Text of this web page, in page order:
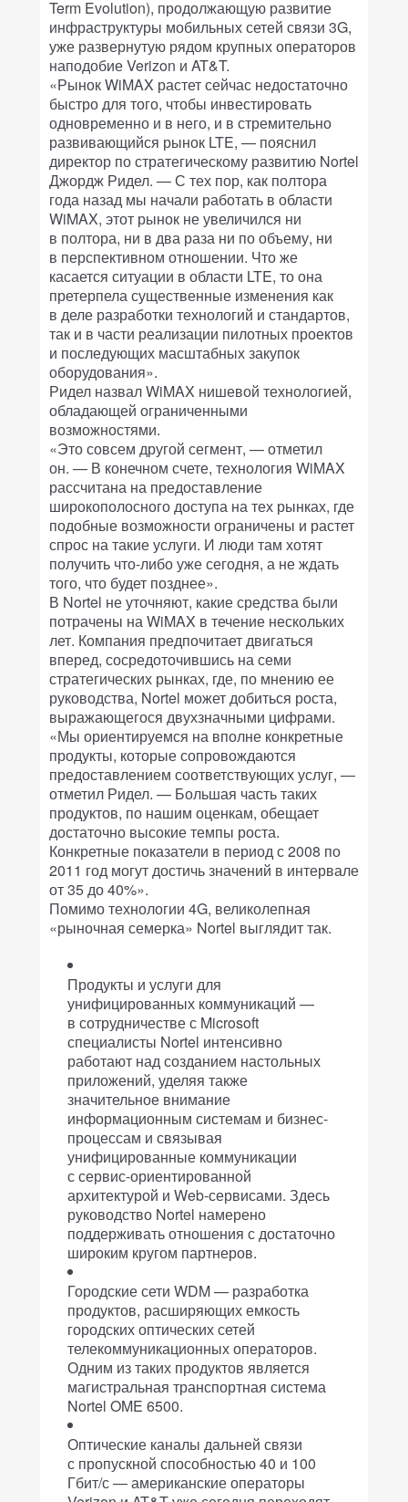
Term Evolution), продолжающую развитие
инфраструктуры мобильных сетей связи 3G,
уже развернутую рядом крупных операторов
наподобие Verizon и AT&T.
«Рынок WiMAX растет сейчас недостаточно
быстро для того, чтобы инвестировать
одновременно и в него, и в стремительно
развивающийся рынок LTE, — пояснил
директор по стратегическому развитию Nortel
Джордж Ридел. — С тех пор, как полтора
года назад мы начали работать в области
WiMAX, этот рынок не увеличился ни
в полтора, ни в два раза ни по объему, ни
в перспективном отношении. Что же
касается ситуации в области LTE, то она
претерпела существенные изменения как
в деле разработки технологий и стандартов,
так и в части реализации пилотных проектов
и последующих масштабных закупок
оборудования».
Ридел назвал WiMAX нишевой технологией,
обладающей ограниченными
возможностями.
«Это совсем другой сегмент, — отметил
он. — В конечном счете, технология WiMAX
рассчитана на предоставление
широкополосного доступа на тех рынках, где
подобные возможности ограничены и растет
спрос на такие услуги. И люди там хотят
получить что-либо уже сегодня, а не ждать
того, что будет позднее».
В Nortel не уточняют, какие средства были
потрачены на WiMAX в течение нескольких
лет. Компания предпочитает двигаться
вперед, сосредоточившись на семи
стратегических рынках, где, по мнению ее
руководства, Nortel может добиться роста,
выражающегося двухзначными цифрами.
«Мы ориентируемся на вполне конкретные
продукты, которые сопровождаются
предоставлением соответствующих услуг, —
отметил Ридел. — Большая часть таких
продуктов, по нашим оценкам, обещает
достаточно высокие темпы роста.
Конкретные показатели в период с 2008 по
2011 год могут достичь значений в интервале
от 35 до 40%».
Помимо технологии 4G, великолепная
«рыночная семерка» Nortel выглядит так.
Продукты и услуги для
унифицированных коммуникаций —
в сотрудничестве с Microsoft
специалисты Nortel интенсивно
работают над созданием настольных
приложений, уделяя также
значительное внимание
информационным системам и бизнес-
процессам и связывая
унифицированные коммуникации
с сервис-ориентированной
архитектурой и Web-сервисами. Здесь
руководство Nortel намерено
поддерживать отношения с достаточно
широким кругом партнеров.
Городские сети WDM — разработка
продуктов, расширяющих емкость
городских оптических сетей
телекоммуникационных операторов.
Одним из таких продуктов является
магистральная транспортная система
Nortel OME 6500.
Оптические каналы дальней связи
с пропускной способностью 40 и 100
Гбит/с — американские операторы